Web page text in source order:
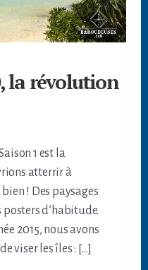
la révolution
1 est la
atterrir à
! Des paysages
posters d’habitude.
2015, nous avons
viser les îles : […]